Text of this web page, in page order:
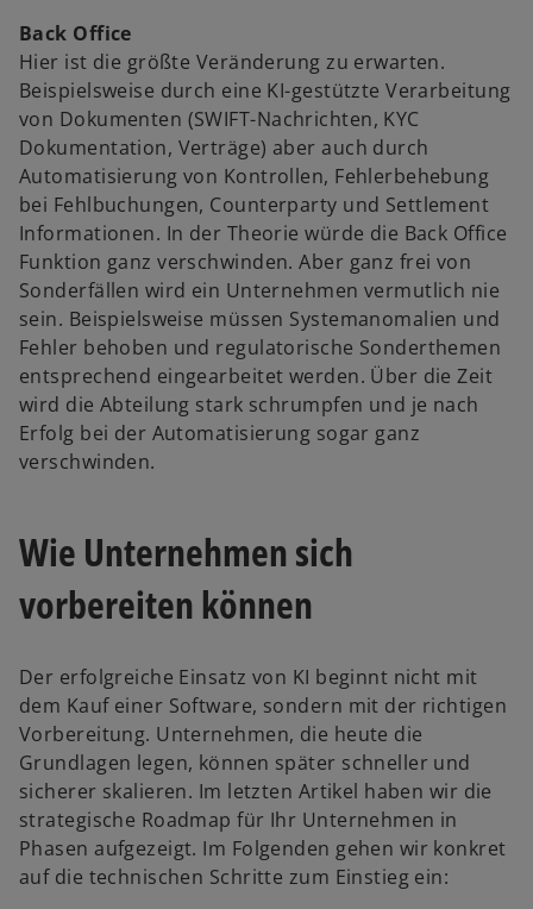
Back Office
Hier ist die größte Veränderung zu erwarten.
Beispielsweise durch eine KI-gestützte Verarbeitung
von Dokumenten (SWIFT-Nachrichten, KYC
Dokumentation, Verträge) aber auch durch
Automatisierung von Kontrollen, Fehlerbehebung
bei Fehlbuchungen, Counterparty und Settlement
Informationen. In der Theorie würde die Back Office
Funktion ganz verschwinden. Aber ganz frei von
Sonderfällen wird ein Unternehmen vermutlich nie
sein. Beispielsweise müssen Systemanomalien und
Fehler behoben und regulatorische Sonderthemen
entsprechend eingearbeitet werden. Über die Zeit
wird die Abteilung stark schrumpfen und je nach
Erfolg bei der Automatisierung sogar ganz
verschwinden.
Wie Unternehmen sich
vorbereiten können
Der erfolgreiche Einsatz von KI beginnt nicht mit
dem Kauf einer Software, sondern mit der richtigen
Vorbereitung. Unternehmen, die heute die
Grundlagen legen, können später schneller und
sicherer skalieren. Im letzten Artikel haben wir die
strategische Roadmap für Ihr Unternehmen in
Phasen aufgezeigt. Im Folgenden gehen wir konkret
auf die technischen Schritte zum Einstieg ein: